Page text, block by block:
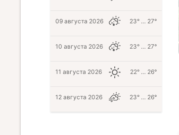
09 августа 2026 23° … 27°
10 августа 2026 23° … 27°
11 августа 2026 22° … 26°
12 августа 2026 23° … 26°